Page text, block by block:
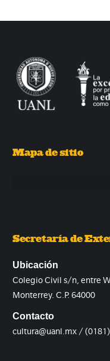
Mapa de sitio
Secretaría de
Ubicación
Colegio Civil s/n, entre
Monterrey. C.P. 64000
Contacto
cultura@uanl.mx /